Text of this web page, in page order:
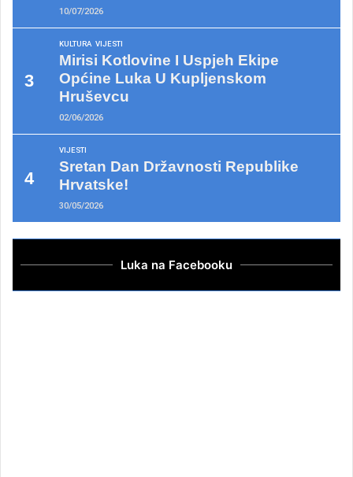
10/07/2026
KULTURA VIJESTI
Mirisi Kotlovine I Uspjeh Ekipe
Općine Luka U Kupljenskom
Hruševcu
02/06/2026
VIJESTI
Sretan Dan Državnosti Republike
Hrvatske!
30/05/2026
Luka na Facebooku